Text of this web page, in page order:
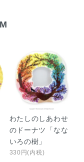
わたしのしあわせ
のドーナツ「なな
いろの樹」
330円(内税)